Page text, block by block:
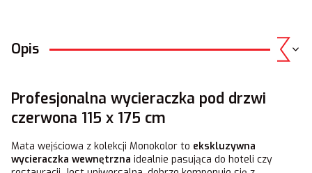
Opis
Profesjonalna wycieraczka pod drzwi
czerwona 115 x 175 cm
Mata wejściowa z kolekcji Monokolor to ekskluzywna
wycieraczka wewnętrzna idealnie pasująca do hoteli czy